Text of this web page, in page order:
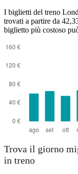
I biglietti del treno
trovati a partire da
biglietto più costoso
Trova il giorno
in treno